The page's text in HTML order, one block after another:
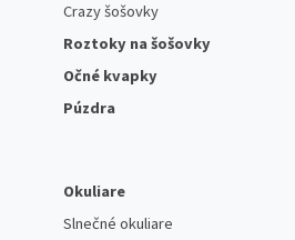
Crazy šošovky
Roztoky na šošovky
Očné kvapky
Púzdra
Okuliare
Slnečné okuliare